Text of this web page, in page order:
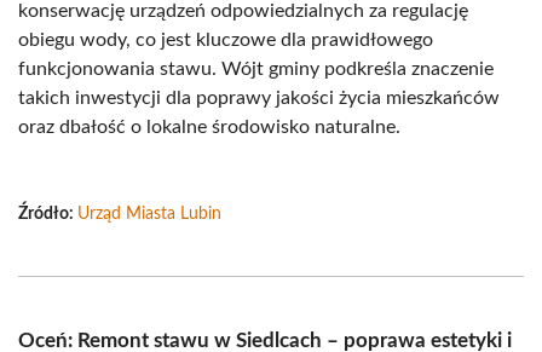
konserwację urządzeń odpowiedzialnych za regulację
obiegu wody, co jest kluczowe dla prawidłowego
funkcjonowania stawu. Wójt gminy podkreśla znaczenie
takich inwestycji dla poprawy jakości życia mieszkańców
oraz dbałość o lokalne środowisko naturalne.
Źródło: Urząd Miasta Lubin
Oceń: Remont stawu w Siedlcach – poprawa estetyki i